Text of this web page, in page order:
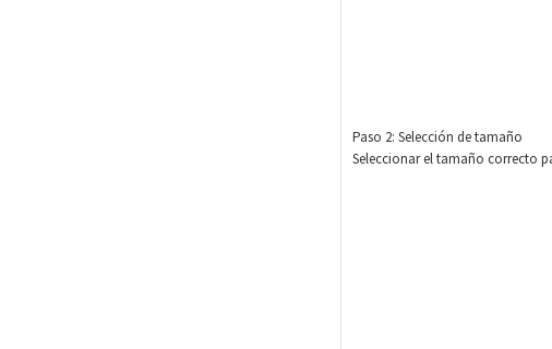
Paso 2: Selección de tamaño
Seleccionar el tamaño correcto